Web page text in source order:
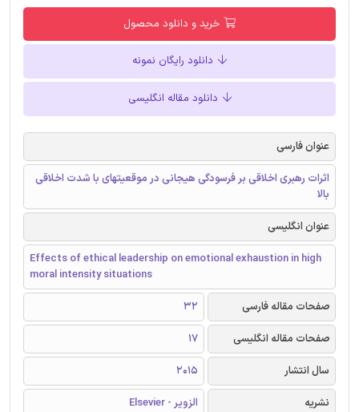
خرید و دانلود محصول
دانلود رایگان نمونه
دانلود مقاله انگلیسی
عنوان فارسی
اثرات رهبری اخلاقی بر فرسودگی هیجانی در موقعیتهای با شدت اخلاقی
بالا
عنوان انگلیسی
Effects of ethical leadership on emotional exhaustion in high
moral intensity situations
صفحات مقاله فارسی
32
صفحات مقاله انگلیسی
17
سال انتشار
2015
نشریه
الزویر - Elsevier